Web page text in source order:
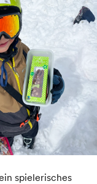
spielerisches